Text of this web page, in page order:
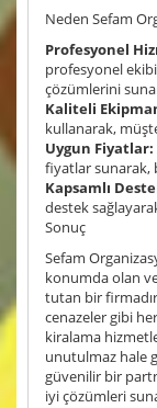
Neden Sefam
Profesyonel
profesyonel
çözümlerini
Kaliteli
kullanarak,
Uygun Fiyatlar:
fiyatlar sunarak,
Kapsamlı
destek
Sonuç
Sefam
konumda olan
tutan bir
cenazeler gibi
kiralama
unutulmaz hale
güvenilir bir
iyi çözümleri